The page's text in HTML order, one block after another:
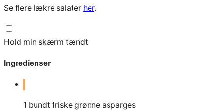
Se flere lækre salater her.
Hold min skærm tændt
Ingredienser
1 bundt friske grønne asparges